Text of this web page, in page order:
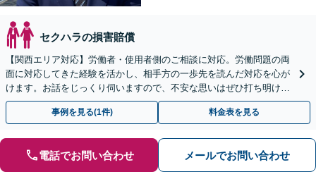
セクハラの損害賠償
【関西エリア対応】労働者・使用者側のご相談に対応。労働問題の両
面に対応してきた経験を活かし、相手方の一歩先を読んだ対応を心が
けます。お話をじっくり伺いますので、不安な思いはぜひ打ち明けて
ください【夜間・休日相談可（要予約）】
事例を見る(1件) 料金表を見る
電話でお問い合わせ メールでお問い合わせ